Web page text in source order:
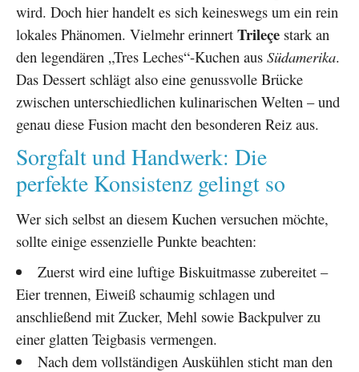
wird. Doch hier handelt es sich keineswegs um ein rein
lokales Phänomen. Vielmehr erinnert Trileçe stark an
den legendären „Tres Leches“-Kuchen aus Südamerika.
Das Dessert schlägt also eine genussvolle Brücke
zwischen unterschiedlichen kulinarischen Welten – und
genau diese Fusion macht den besonderen Reiz aus.
Sorgfalt und Handwerk: Die
perfekte Konsistenz gelingt so
Wer sich selbst an diesem Kuchen versuchen möchte,
sollte einige essenzielle Punkte beachten:
Zuerst wird eine luftige Biskuitmasse zubereitet –
Eier trennen, Eiweiß schaumig schlagen und
anschließend mit Zucker, Mehl sowie Backpulver zu
einer glatten Teigbasis vermengen.
Nach dem vollständigen Auskühlen sticht man den